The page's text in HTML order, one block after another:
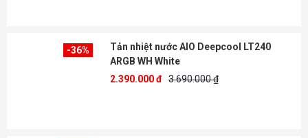
-36%
Tản nhiệt nước AIO Deepcool LT240
ARGB WH White
2.390.000 đ 3.690.000 ₫